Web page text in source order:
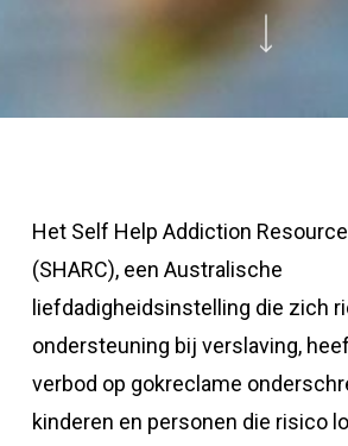
Het Self Help Addiction
(SHARC), een Australische
liefdadigheidsinstelling die zich
ondersteuning bij verslaving,
verbod op gokreclame
kinderen en personen die risico